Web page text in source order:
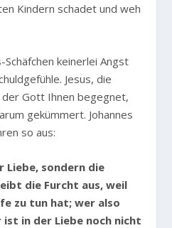
Kindern schadet und weh
Schäfchen keinerlei Angst
Jesus, die
Gott Ihnen begegnet,
gekümmert. Johannes
so aus:
Liebe, sondern die
die Furcht aus, weil
zu tun hat; wer also
in der Liebe noch nicht